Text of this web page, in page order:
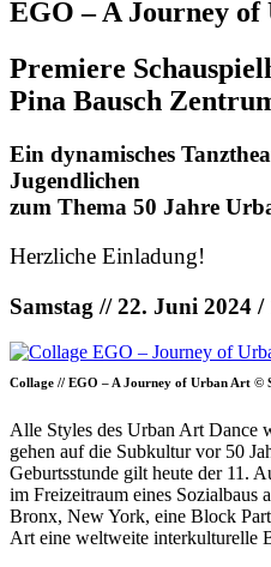
EGO – A Journey
Premiere
Pina Bausch
Ein dynamisches
Jugendlichen
zum Thema 50 Jahre
Herzliche Einladung!
Samstag // 22. Juni 2024
Collage // EGO – A Journey of Urban Art ©
Alle Styles des Urban Art Dance
gehen auf die Subkultur vor 50
Geburtsstunde gilt heute der 11.
im Freizeitraum eines Sozialbaus
Bronx, New York, eine Block
Art eine weltweite interkulturelle